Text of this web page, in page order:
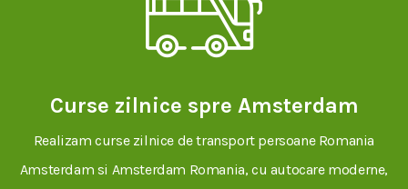
Curse zilnice spre Amsterdam
Realizam curse zilnice de transport persoane Romania
Amsterdam si Amsterdam Romania, cu autocare moderne,